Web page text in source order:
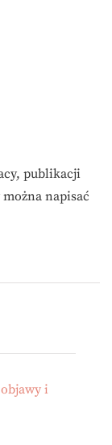
publikacji
napisać
i